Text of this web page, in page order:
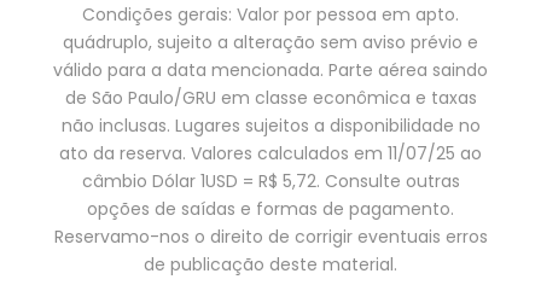
Condições gerais: Valor por pessoa em apto.
quádruplo, sujeito a alteração sem aviso prévio e
válido para a data mencionada. Parte aérea saindo
de São Paulo/GRU em classe econômica e taxas
não inclusas. Lugares sujeitos a disponibilidade no
ato da reserva. Valores calculados em 11/07/25 ao
câmbio Dólar 1USD = R$ 5,72. Consulte outras
opções de saídas e formas de pagamento.
Reservamo-nos o direito de corrigir eventuais erros
de publicação deste material.